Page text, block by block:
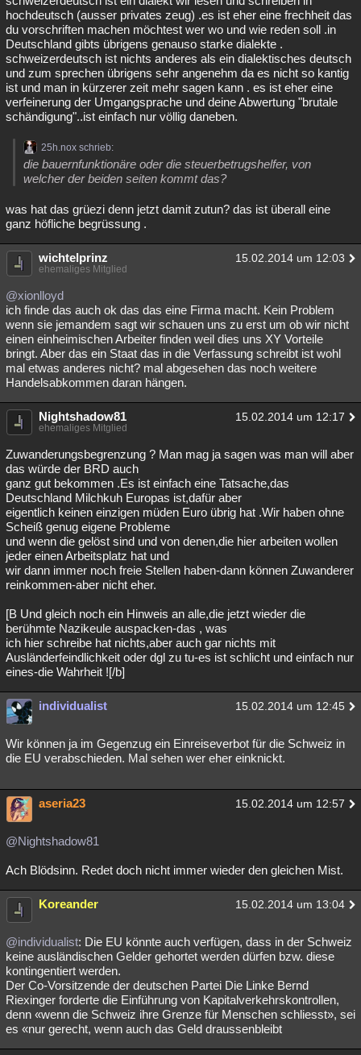
hochdeutsch (ausser privates zeug) .es ist eher eine frechheit das
du vorschriften machen möchtest wer wo und wie reden soll .in
Deutschland gibts übrigens genauso starke dialekte .
schweizerdeutsch ist nichts anderes als ein dialektisches deutsch
und zum sprechen übrigens sehr angenehm da es nicht so kantig
ist und man in kürzerer zeit mehr sagen kann . es ist eher eine
verfeinerung der Umgangsprache und deine Abwertung "brutale
schändigung"..ist einfach nur völlig daneben.
25h.nox schrieb:
die bauernfunktionäre oder die steuerbetrugshelfer, von
welcher der beiden seiten kommt das?
was hat das grüezi denn jetzt damit zutun? das ist überall eine
ganz höfliche begrüssung .
wichtelprinz 15.02.2014 um 12:03
ehemaliges Mitglied
@xionlloyd
ich finde das auch ok das das eine Firma macht. Kein Problem
wenn sie jemandem sagt wir schauen uns zu erst um ob wir nicht
einen einheimischen Arbeiter finden weil dies uns XY Vorteile
bringt. Aber das ein Staat das in die Verfassung schreibt ist wohl
mal etwas anderes nicht? mal abgesehen das noch weitere
Handelsabkommen daran hängen.
Nightshadow81 15.02.2014 um 12:17
ehemaliges Mitglied
Zuwanderungsbegrenzung ? Man mag ja sagen was man will aber
das würde der BRD auch
ganz gut bekommen .Es ist einfach eine Tatsache,das
Deutschland Milchkuh Europas ist,dafür aber
eigentlich keinen einzigen müden Euro übrig hat .Wir haben ohne
Scheiß genug eigene Probleme
und wenn die gelöst sind und von denen,die hier arbeiten wollen
jeder einen Arbeitsplatz hat und
wir dann immer noch freie Stellen haben-dann können Zuwanderer
reinkommen-aber nicht eher.
[B Und gleich noch ein Hinweis an alle,die jetzt wieder die
berühmte Nazikeule auspacken-das , was
ich hier schreibe hat nichts,aber auch gar nichts mit
Ausländerfeindlichkeit oder dgl zu tu-es ist schlicht und einfach nur
eines-die Wahrheit ![/b]
individualist 15.02.2014 um 12:45
Wir können ja im Gegenzug ein Einreiseverbot für die Schweiz in
die EU verabschieden. Mal sehen wer eher einknickt.
aseria23 15.02.2014 um 12:57
@Nightshadow81
Ach Blödsinn. Redet doch nicht immer wieder den gleichen Mist.
Koreander 15.02.2014 um 13:04
@individualist: Die EU könnte auch verfügen, dass in der Schweiz
keine ausländischen Gelder gehortet werden dürfen bzw. diese
kontingentiert werden.
Der Co-Vorsitzende der deutschen Partei Die Linke Bernd
Riexinger forderte die Einführung von Kapitalverkehrskontrollen,
denn «wenn die Schweiz ihre Grenze für Menschen schliesst», sei
es «nur gerecht, wenn auch das Geld draussenbleibt